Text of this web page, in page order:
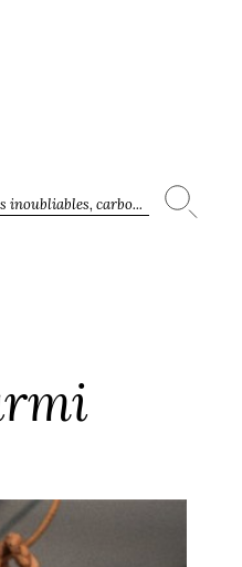
inoubliables, carbo...